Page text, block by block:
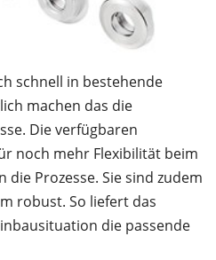
schnell in bestehende
machen das die
Die verfügbaren
noch mehr Flexibilität beim
Prozesse. Sie sind zudem
robust. So liefert das
die passende